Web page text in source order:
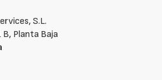
S.L.
B, Planta Baja